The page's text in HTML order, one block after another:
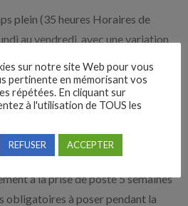
plein (35 heures Horaires de
au vendredi, avec une variation
18h Poste basé à Limoges (87
la période de formation et
Salaire : 2 300 EUR brut mensuel
: 50/50 Prévoyance prise en charge
employeur Formation
à la prise de poste 5 semaines
obligatoires à poser pendant la
sur notre site Web pour vous
pertinente en mémorisant vos
répétées. En cliquant sur
à l'utilisation de TOUS les
REFUSER ACCEPTER